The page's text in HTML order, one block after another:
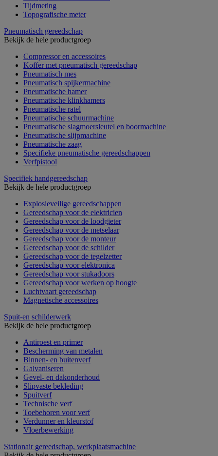
Tijdmeting
Topografische meter
Pneumatisch gereedschap
Bekijk de hele productgroep
Compressor en accessoires
Koffer met pneumatisch gereedschap
Pneumatisch mes
Pneumatisch spijkermachine
Pneumatische hamer
Pneumatische klinkhamers
Pneumatische ratel
Pneumatische schuurmachine
Pneumatische slagmoersleutel en boormachine
Pneumatische slijpmachine
Pneumatische zaag
Specifieke pneumatische gereedschappen
Verfpistool
Specifiek handgereedschap
Bekijk de hele productgroep
Explosieveilige gereedschappen
Gereedschap voor de elektricien
Gereedschap voor de loodgieter
Gereedschap voor de metselaar
Gereedschap voor de monteur
Gereedschap voor de schilder
Gereedschap voor de tegelzetter
Gereedschap voor elektronica
Gereedschap voor stukadoors
Gereedschap voor werken op hoogte
Luchtvaart gereedschap
Magnetische accessoires
Spuit-en schilderwerk
Bekijk de hele productgroep
Antiroest en primer
Bescherming van metalen
Binnen- en buitenverf
Galvaniseren
Gevel- en dakonderhoud
Slipvaste bekleding
Spuitverf
Technische verf
Toebehoren voor verf
Verdunner en kleurstof
Vloerbewerking
Stationair gereedschap, werkplaatsmachine